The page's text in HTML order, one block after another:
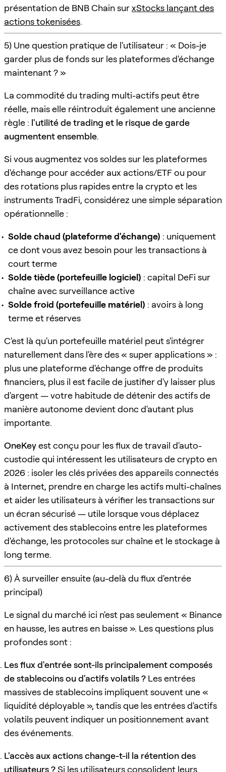
présentation de BNB Chain surxStocks lançant des
actions tokenisées.
5) Une question pratique de l'utilisateur : « Dois-je
garder plus de fonds sur les plateformes d'échange
maintenant ? »
La commodité du trading multi-actifs peut être
réelle, mais elle réintroduit également une ancienne
règle : l'utilité de trading et le risque de garde
augmentent ensemble.
Si vous augmentez vos soldes sur les plateformes
d'échange pour accéder aux actions/ETF ou pour
des rotations plus rapides entre la crypto et les
instruments TradFi, considérez une simple séparation
opérationnelle :
Solde chaud (plateforme d'échange) : uniquement
ce dont vous avez besoin pour les transactions à
court terme
Solde tiède (portefeuille logiciel) : capital DeFi sur
chaîne avec surveillance active
Solde froid (portefeuille matériel) : avoirs à long
terme et réserves
C'est là qu'un portefeuille matériel peut s'intégrer
naturellement dans l'ère des « super applications » :
plus une plateforme d'échange offre de produits
financiers, plus il est facile de justifier d'y laisser plus
d'argent — votre habitude de détenir des actifs de
manière autonome devient donc d'autant plus
importante.
OneKeyest conçu pour les flux de travail d'auto-
custodie qui intéressent les utilisateurs de crypto en
2026 : isoler les clés privées des appareils connectés
à Internet, prendre en charge les actifs multi-chaînes
et aider les utilisateurs à vérifier les transactions sur
un écran sécurisé — utile lorsque vous déplacez
activement des stablecoins entre les plateformes
d'échange, les protocoles sur chaîne et le stockage à
long terme.
6) À surveiller ensuite (au-delà du flux d'entrée
principal)
Le signal du marché ici n'est pas seulement « Binance
en hausse, les autres en baisse ». Les questions plus
profondes sont :
Les flux d'entrée sont-ils principalement composés
de stablecoins ou d'actifs volatils ? Les entrées
massives de stablecoins impliquent souvent une «
liquidité déployable », tandis que les entrées d'actifs
volatils peuvent indiquer un positionnement avant
des événements.
L'accès aux actions change-t-il la rétention des
utilisateurs ?Si les utilisateurs consolident leurs